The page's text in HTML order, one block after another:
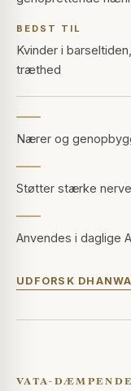
BEDST TIL
Kvinder i
træthed
Nærer og
Støtter stærke
Anvendes i daglige
UDFORSK
VATA-DÆMPENDE